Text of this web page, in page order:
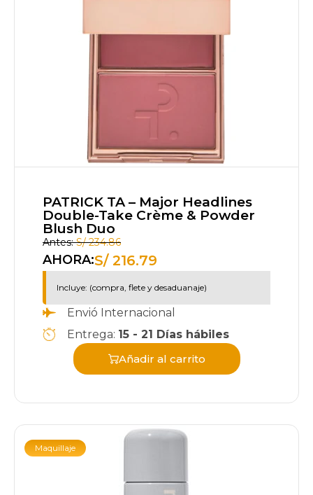
PATRICK TA – Major Headlines
Double-Take Crème & Powder
Blush Duo
Antes:S/234.86
AHORA:S/216.79
Incluye: (compra, flete y desaduanaje)
Envió Internacional
Entrega: 15 - 21 Días hábiles
Añadir al carrito
Maquillaje